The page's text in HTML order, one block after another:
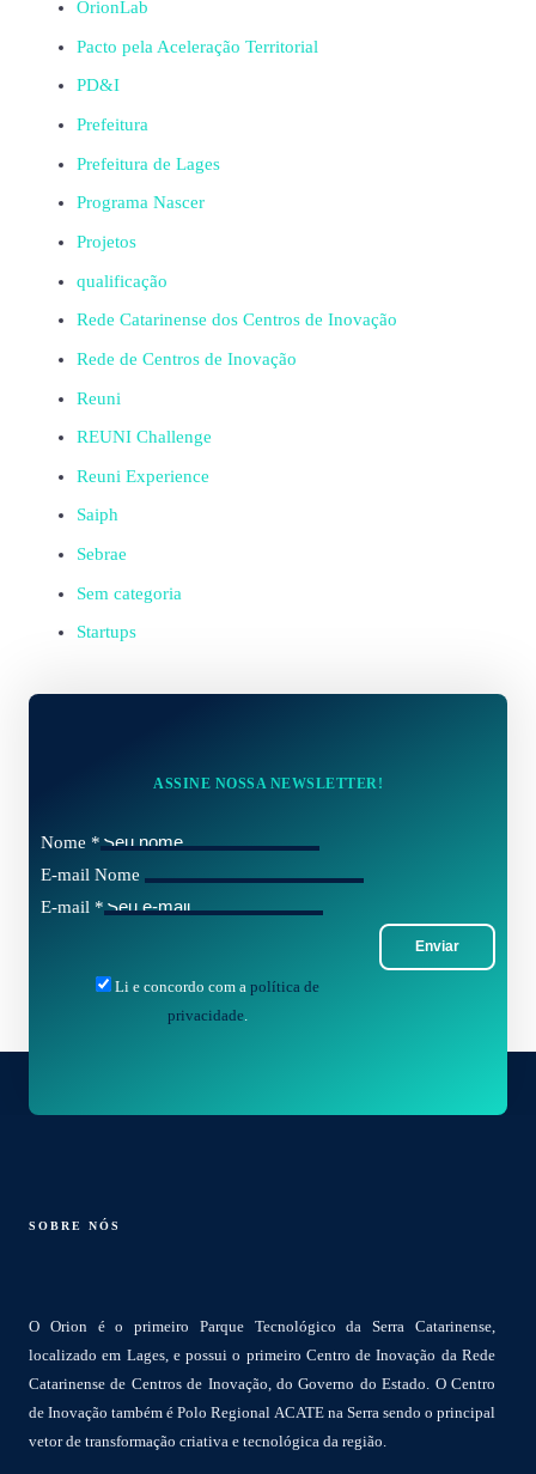
OrionLab
Pacto pela Aceleração Territorial
PD&I
Prefeitura
Prefeitura de Lages
Programa Nascer
Projetos
qualificação
Rede Catarinense dos Centros de Inovação
Rede de Centros de Inovação
Reuni
REUNI Challenge
Reuni Experience
Saiph
Sebrae
Sem categoria
Startups
ASSINE NOSSA NEWSLETTER!
Nome *
E-mail Nome
E-mail *
Enviar
Li e concordo com a política de
privacidade
SOBRE NÓS
O Orion é o primeiro Parque Tecnológico da Serra Catarinense,
localizado em Lages, e possui o primeiro Centro de Inovação da Rede
Catarinense de Centros de Inovação, do Governo do Estado. O Centro
de Inovação também é Polo Regional ACATE na Serra sendo o principal
vetor de transformação criativa e tecnológica da região.